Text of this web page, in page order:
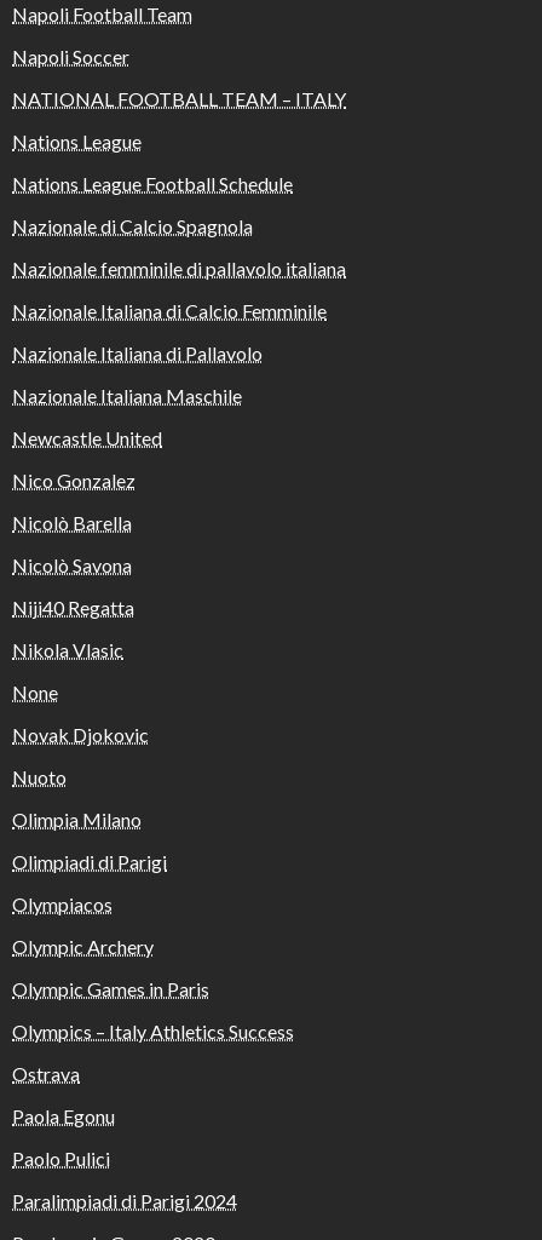
Napoli Football Team
Napoli Soccer
NATIONAL FOOTBALL TEAM – ITALY
Nations League
Nations League Football Schedule
Nazionale di Calcio Spagnola
Nazionale femminile di pallavolo italiana
Nazionale Italiana di Calcio Femminile
Nazionale Italiana di Pallavolo
Nazionale Italiana Maschile
Newcastle United
Nico Gonzalez
Nicolò Barella
Nicolò Savona
Niji40 Regatta
Nikola Vlasic
None
Novak Djokovic
Nuoto
Olimpia Milano
Olimpiadi di Parigi
Olympiacos
Olympic Archery
Olympic Games in Paris
Olympics – Italy Athletics Success
Ostrava
Paola Egonu
Paolo Pulici
Paralimpiadi di Parigi 2024